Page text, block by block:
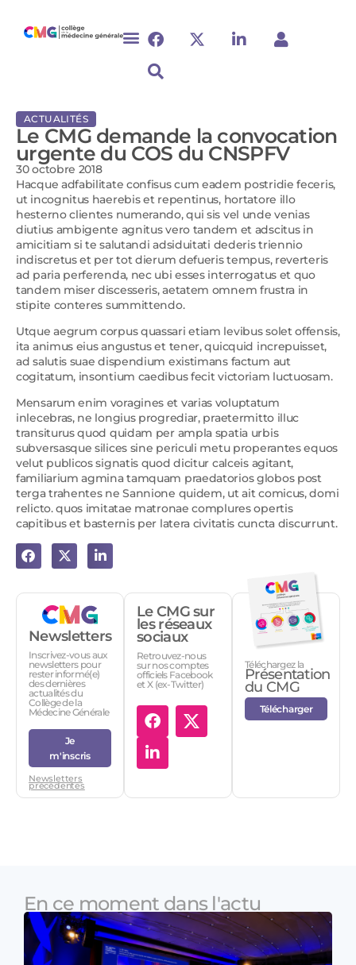
ACTUALITÉS
Le CMG demande la convocation
urgente du COS du CNSPFV
30 octobre 2018
Hacque adfabilitate confisus cum eadem postridie feceris,
ut incognitus haerebis et repentinus, hortatore illo
hesterno clientes numerando, qui sis vel unde venias
diutius ambigente agnitus vero tandem et adscitus in
amicitiam si te salutandi adsiduitati dederis triennio
indiscretus et per tot dierum defueris tempus, reverteris
ad paria perferenda, nec ubi esses interrogatus et quo
tandem miser discesseris, aetatem omnem frustra in
stipite conteres summittendo.
Utque aegrum corpus quassari etiam levibus solet offensis,
ita animus eius angustus et tener, quicquid increpuisset,
ad salutis suae dispendium existimans factum aut
cogitatum, insontium caedibus fecit victoriam luctuosam.
Mensarum enim voragines et varias voluptatum
inlecebras, ne longius progrediar, praetermitto illuc
transiturus quod quidam per ampla spatia urbis
subversasque silices sine periculi metu properantes equos
velut publicos signatis quod dicitur calceis agitant,
familiarium agmina tamquam praedatorios globos post
terga trahentes ne Sannione quidem, ut ait comicus, domi
relicto. quos imitatae matronae complures opertis
capitibus et basternis per latera civitatis cuncta discurrunt.
Newsletters
Inscrivez-vous aux
newsletters pour
rester informé(e)
des dernières
actualités du
Collège de la
Médecine Générale
Je
m'inscris
Newsletters
précédentes
Le CMG sur
les réseaux
sociaux
Retrouvez-nous
sur nos comptes
officiels Facebook
et X (ex-Twitter)
Téléchargez la
Présentation
du CMG
Télécharger
En ce moment dans l'actu